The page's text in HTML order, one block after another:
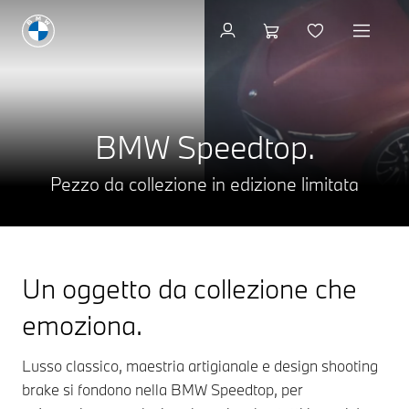
BMW Speedtop.
Pezzo da collezione in edizione limitata
Un oggetto da collezione che
emoziona.
Lusso classico, maestria artigianale e design shooting
brake si fondono nella BMW Speedtop, per